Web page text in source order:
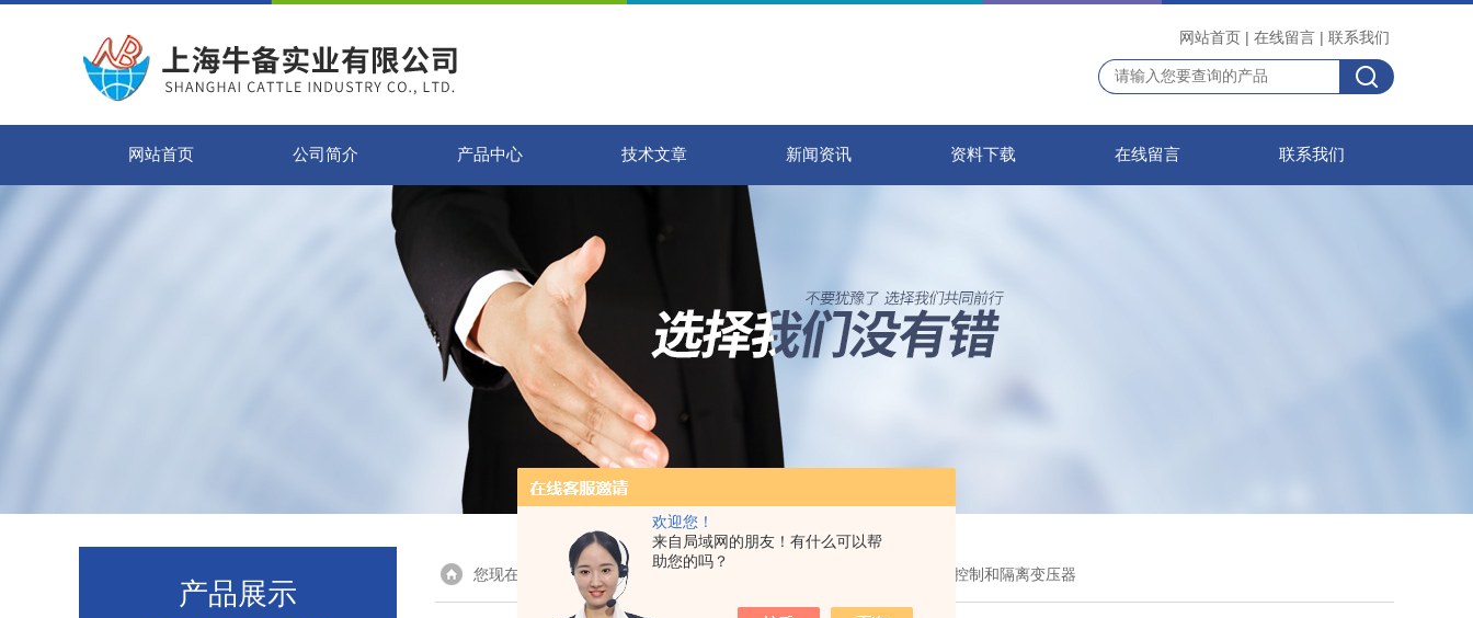
欢迎您！
来自局域网的朋友！有什么可以帮
助您的吗？
网站首页 | 在线留言 | 联系我们
网站首页 公司简介 产品中心 技术文章 新闻资讯 资料下载 在线留言 联系我们
产品展示
您现在的位置：首页> 产品展示 > > > STU 250/2x115控制和隔离变压器